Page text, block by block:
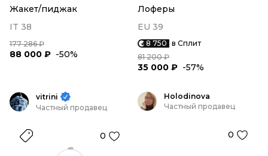
Жакет/пиджак
IT 38
177 286 ₽
88 000 ₽ -50%
Лоферы
EU 39
8 750 в Сплит
81 200 ₽
35 000 ₽ -57%
vitrini
Частный продавец
0
Holodinova
Частный продавец
0